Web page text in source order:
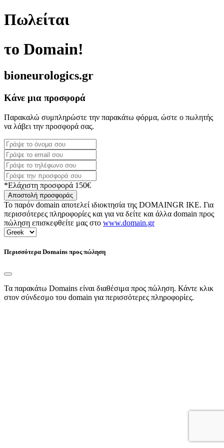
Πωλείται
το Domain!
bioneurologics.gr
Κάνε μια προσφορά
Παρακαλώ συμπληρώστε την παρακάτω φόρμα, ώστε ο πωλητής
να λάβει την προσφορά σας.
*Ελάχιστη προσφορά 150€
Αποστολή προσφοράς
Το παρόν domain αποτελεί ιδιοκτησία της DOMAINGR ΙΚΕ. Για
περισσότερες πληροφορίες και για να δείτε και άλλα domain προς
πώληση επισκεφθείτε μας στο www.domain.gr
Περισσότερα Domains προς πώληση
Τα παρακάτω Domains είναι διαθέσιμα προς πώληση. Κάντε κλικ
στον σύνδεσμο του domain για περισσότερες πληροφορίες.